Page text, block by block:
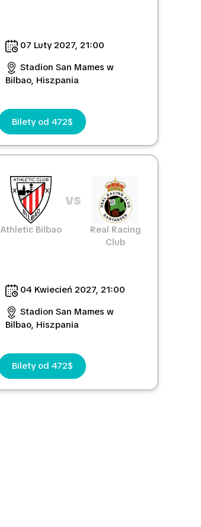
07 Luty 2027, 21:00
Stadion San Mames w
Bilbao, Hiszpania
Bilety od 472$
Athletic Bilbao
vs
Real Racing
Club
04 Kwiecień 2027, 21:00
Stadion San Mames w
Bilbao, Hiszpania
Bilety od 472$